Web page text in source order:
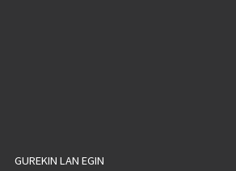
GUREKIN LAN EGIN